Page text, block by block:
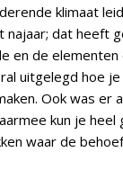
klimaat
najaar; dat heeft
en de
uitgelegd hoe
Ook was er
kun je heel
waar de